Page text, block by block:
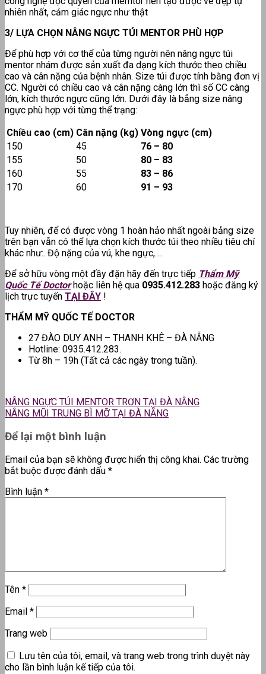
nhiên nhất, cảm giác ngực như thật
3/ LỰA CHỌN NÂNG NGỰC TÚI MENTOR PHÙ HỢP
Để phù hợp với cơ thể của từng người nên nâng ngực túi
mentor nhám được sản xuất đa dạng kích thước theo chiều
cao và cân nặng của bệnh nhân. Size túi được tính bằng đơn vị
CC. Người có chiều cao và cân nặng càng lớn thì số CC càng
lớn, kích thước ngực cũng lớn. Dưới đây là bẳng size nâng
ngực phù hợp với từng thể trạng:
Chiều cao (cm) Cân nặng (kg) Vòng ngực (cm)
150
45
76 – 80
155
50
80 – 83
160
55
83 – 86
170
60 91 – 93
Tuy nhiên, để có được vòng 1 hoàn hảo nhất ngoài bảng size
trên bạn vẫn có thể lựa chọn kích thước túi theo nhiều tiêu chí
khác như:. Độ nặng của vú, khe ngực,….
Để sở hữu vòng một đầy đặn hãy đến trực tiếp Thẩm Mỹ
Quốc Tế Doctorhoặc liên hệ qua 0935.412.283 hoặc đăng ký
lịch trực tuyến TẠI ĐÂY !
THẨM MỸ QUỐC TẾ DOCTOR
27 ĐÀO DUY ANH – THANH KHÊ – ĐÀ NẴNG
Hotline: 0935.412.283.
Từ 8h – 19h (Tất cả các ngày trong tuần).
NÂNG NGỰC TÚI MENTOR TRƠN TẠI ĐÀ NẴNG
NÂNG MŨI TRUNG BÌ MỠ TẠI ĐÀ NẴNG
Để lại một bình luận
Email của bạn sẽ không được hiển thị công khai. Các trường
bắt buộc được đánh dấu *
Bình luận *
Tên *
Email *
Trang web
Lưu tên của tôi, email, và trang web trong trình duyệt này
cho lần bình luận kế tiếp của tôi.